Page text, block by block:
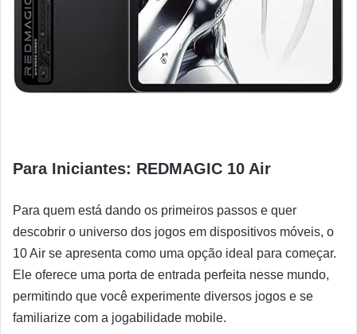
Para Iniciantes: REDMAGIC 10 Air
Para quem está dando os primeiros passos e quer
descobrir o universo dos jogos em dispositivos móveis, o
10 Air se apresenta como uma opção ideal para começar.
Ele oferece uma porta de entrada perfeita nesse mundo,
permitindo que você experimente diversos jogos e se
familiarize com a jogabilidade mobile.